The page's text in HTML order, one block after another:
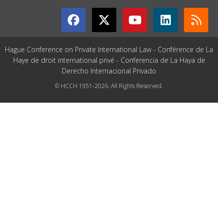
Hague Conference on Private International Law - Conférence de La
Haye de droit international privé - Conferencia de La Haya de
Derecho Internacional Privado
© HCCH 1951-2026. All Rights Reserved.